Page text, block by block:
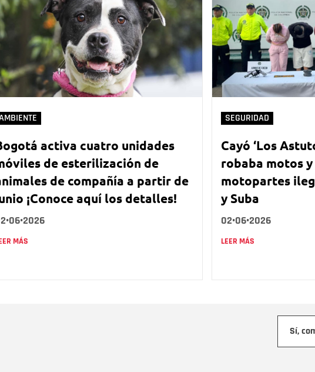
activa cuatro unidades
de esterilización de
de compañía a partir de
¡Conoce aquí los detalles!
MÁS
SEGURIDAD
Cayó ‘Los
robaba motos
motopartes
y Suba
02•06•2026
LEER MÁS
Sí,